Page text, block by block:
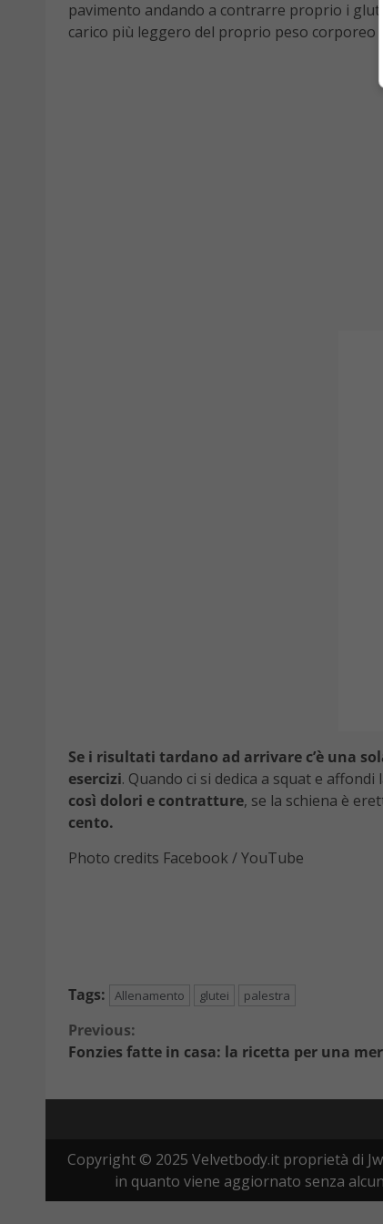
pavimento andando a contrarre proprio i
carico più leggero del proprio peso corporeo
Se i risultati tardano ad arrivare c’è una
esercizi. Quando ci si dedica a squat e
così dolori e contratture, se la schiena è
cento.
Photo credits Facebook / YouTube
Tags: Allenamento glutei palestra
Continue
Previous:
Fonzies fatte in casa: la ricetta per una
Copyright © 2025 Velvetbody.it proprietà di
in quanto viene aggiornato senza